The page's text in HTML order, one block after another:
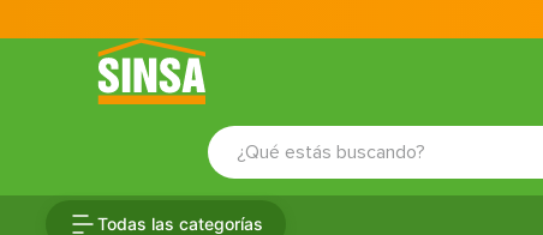
¿Qué estás buscando?
Todas las categorías